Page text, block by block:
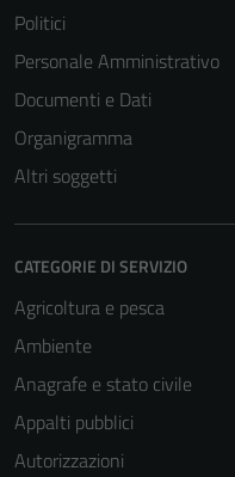
Politici
Personale Amministrativo
Documenti e Dati
Organigramma
Altri soggetti
CATEGORIE DI SERVIZIO
Agricoltura e pesca
Ambiente
Anagrafe e stato civile
Appalti pubblici
Autorizzazioni